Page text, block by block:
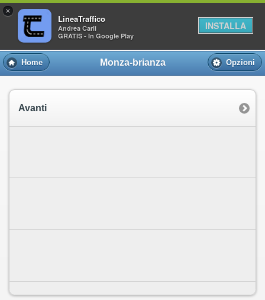
Home Monza-brianza Opzioni
Avanti
×
LineaTraffico
Andrea Carli
GRATIS - In Google Play
INSTALLA